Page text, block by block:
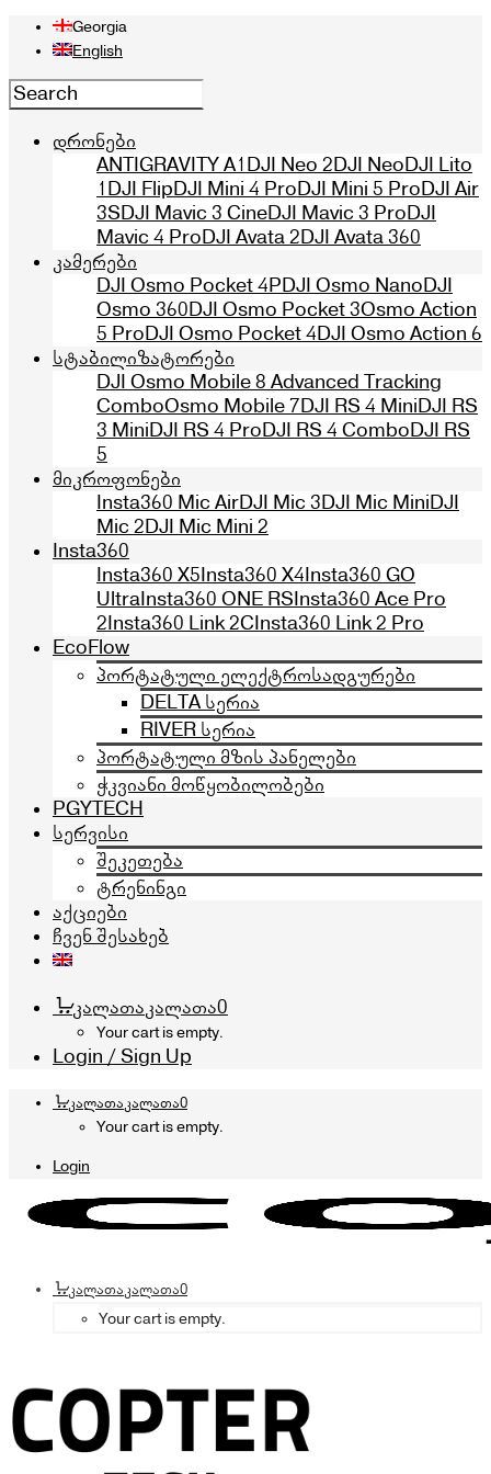
Georgia
English
დრონები
ANTIGRAVITY A1DJI Neo 2DJI NeoDJI Lito
1DJI FlipDJI Mini 4 ProDJI Mini 5 ProDJI Air
3SDJI Mavic 3 CineDJI Mavic 3 ProDJI
Mavic 4 ProDJI Avata 2DJI Avata 360
კამერები
DJI Osmo Pocket 4PDJI Osmo NanoDJI
Osmo 360DJI Osmo Pocket 3Osmo Action
5 ProDJI Osmo Pocket 4DJI Osmo Action 6
სტაბილიზატორები
DJI Osmo Mobile 8 Advanced Tracking
ComboOsmo Mobile 7DJI RS 4 MiniDJI RS
3 MiniDJI RS 4 ProDJI RS 4 ComboDJI RS
5
მიკროფონები
Insta360 Mic AirDJI Mic 3DJI Mic MiniDJI
Mic 2DJI Mic Mini 2
Insta360
Insta360 X5Insta360 X4Insta360 GO
UltraInsta360 ONE RSInsta360 Ace Pro
2Insta360 Link 2CInsta360 Link 2 Pro
EcoFlow
პორტატული ელექტროსადგურები
DELTA სერია
RIVER სერია
პორტატული მზის პანელები
ჭკვიანი მოწყობილობები
PGYTECH
სერვისი
შეკეთება
ტრენინგი
აქციები
ჩვენ შესახებ
კალათაკალათა0
Your cart is empty.
Login / Sign Up
კალათაკალათა0
Your cart is empty.
Login
კალათაკალათა0
Your cart is empty.